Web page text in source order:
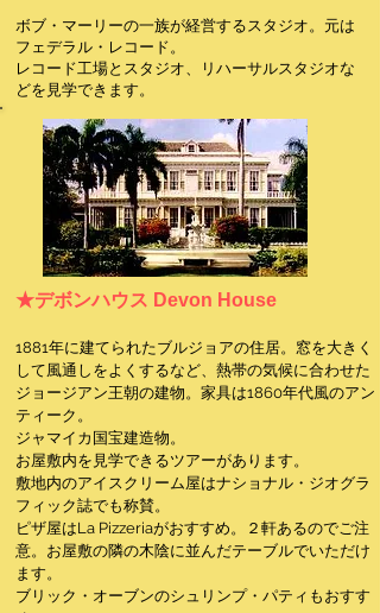
ボブ・マーリーの一族が経営するスタジオ。元は
フェデラル・レコード。
​レコード工場とスタジオ、リハーサルスタジオな
どを見学できます。
★デボンハウス Devon House
1881年に建てられたブルジョアの住居。窓を大きく
して風通しをよくするなど、熱帯の気候に合わせた
ジョージアン王朝の建物。家具は1860年代風のアン
ティーク。
ジャマイカ国宝建造物。
​お屋敷内を見学できるツアーがあります。
敷地内のアイスクリーム屋はナショナル・ジオグラ
フィック誌でも称賛。
ピザ屋はLa Pizzeriaがおすすめ。２軒あるのでご注
意。お屋敷の隣の木陰に並んだテーブルでいただけ
ます。
ブリック・オーブンのシュリンプ・パティもおすす